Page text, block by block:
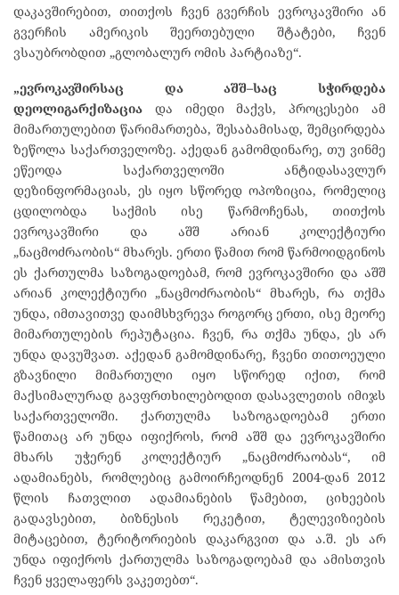
დაკავშირებით, თითქოს ჩვენ გვერჩის ევროკავშირი ან
გვერჩის ამერიკის შეერთებული შტატები, ჩვენ
ვსაუბრობდით „გლობალურ ომის პარტიაზე“.
„ევროკავშირსაც და აშშ–საც
სჭირდება
დეოლიგარქიზაცია და იმედი მაქვს, პროცესები ამ
მიმართულებით წარიმართება, შესაბამისად, შემცირდება
ზეწოლა საქართველოზე. აქედან გამომდინარე, თუ ვინმე
ეწეოდა საქართველოში ანტიდასავლურ
დეზინფორმაციას, ეს იყო სწორედ ოპოზიცია, რომელიც
ცდილობდა საქმის ისე წარმოჩენას, თითქოს
ევროკავშირი და აშშ არიან კოლექტიური
„ნაცმოძრაობის“ მხარეს. ერთი წამით რომ წარმოიდგინოს
ეს ქართულმა საზოგადოებამ, რომ ევროკავშირი და აშშ
არიან კოლექტიური „ნაცმოძრაობის“ მხარეს, რა თქმა
უნდა, იმთავითვე დაიმსხვრევა როგორც ერთი, ისე მეორე
მიმართულების რეპუტაცია. ჩვენ, რა თქმა უნდა, ეს არ
უნდა დავუშვათ. აქედან გამომდინარე, ჩვენი თითოეული
გზავნილი მიმართული იყო სწორედ იქით, რომ
მაქსიმალურად გავფრთხილებოდით დასავლეთის იმიჯს
საქართველოში. ქართულმა საზოგადოებამ ერთი
წამითაც არ უნდა იფიქროს, რომ აშშ და ევროკავშირი
მხარს უჭერენ კოლექტიურ „ნაცმოძრაობას“, იმ
ადამიანებს, რომლებიც გამოირჩეოდნენ 2004-დან 2012
წლის ჩათვლით ადამიანების წამებით, ციხეების
გადავსებით, ბიზნესის რეკეტით, ტელევიზიების
მიტაცებით, ტერიტორიების დაკარგვით და ა.შ. ეს არ
უნდა იფიქროს ქართულმა საზოგადოებამ და ამისთვის
ჩვენ ყველაფერს ვაკეთებთ“.